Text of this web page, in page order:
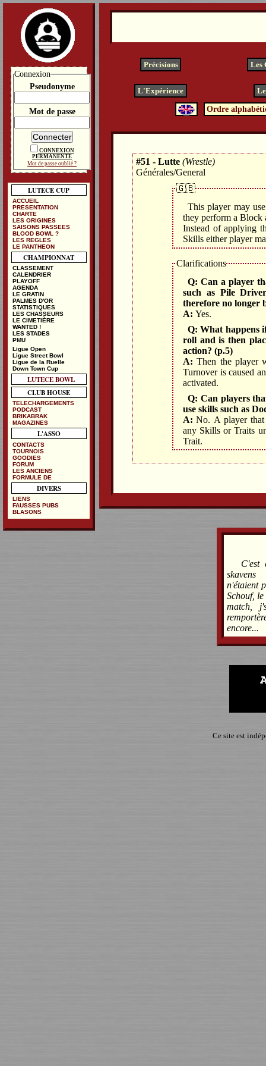
Précisions Les
L'Expérience
Ordre
#51 - Lutte (Wrestle)
Générales/General
🇬🇧
This player may
they perform a Block
Instead of applying
Skills either player
Clarifications
Q: Can a player
such as Pile
therefore no longer
A: Yes.
Q: What happens
roll and is then
action? (p.5)
A: Then the player
Turnover is caused
activated.
Q: Can players
use skills such as
A: No. A player that
any Skills or Traits
Trait.
C'est
skavens
n'étaient
Schouf,
match,
encore...
Ce site est
Connexion
Pseudonyme
Mot de passe
CONNEXION
PERMANENTE
Mot de passe oublié ?
LUTECE CUP
ACCUEIL
PRESENTATION
CHARTE
LES ORIGINES
SAISONS PASSEES
BLOOD BOWL ?
LES REGLES
LE PANTHEON
CHAMPIONNAT
CLASSEMENT
CALENDRIER
PLAYOFF
AGENDA
LE GRATIN
PALMES D'OR
STATISTIQUES
LES CHASSEURS
LE CIMETIÈRE
WANTED !
LES STADES
PMU
Ligue Open
Ligue Street Bowl
Ligue de la Ruelle
Down Town Cup
LUTECE BOWL
CLUB HOUSE
TELECHARGEMENTS
PODCAST
BRIKABRAK
MAGAZINES
L'ASSO
CONTACTS
TOURNOIS
GOODIES
FORUM
LES ANCIENS
FORMULE DE
DIVERS
LIENS
FAUSSES PUBS
BLASONS